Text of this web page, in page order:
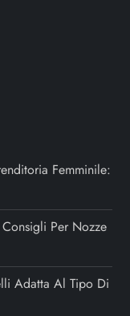
Femminile:
Per Nozze
Adatta Al Tipo Di